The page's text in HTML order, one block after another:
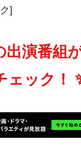
]
出演番組
ェック！